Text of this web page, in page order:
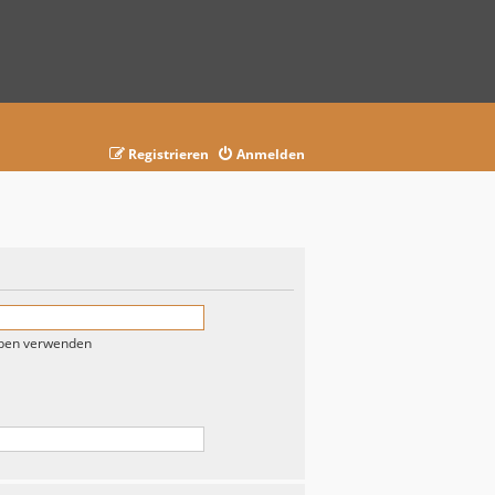
Anmelden
Registrieren
verwenden